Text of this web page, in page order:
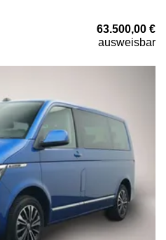
63.500,00 €
ausweisbar